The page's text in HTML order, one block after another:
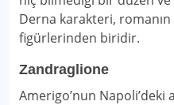
Derna karakteri, romanın
figürlerinden biridir.
Zandraglione
Amerigo’nun